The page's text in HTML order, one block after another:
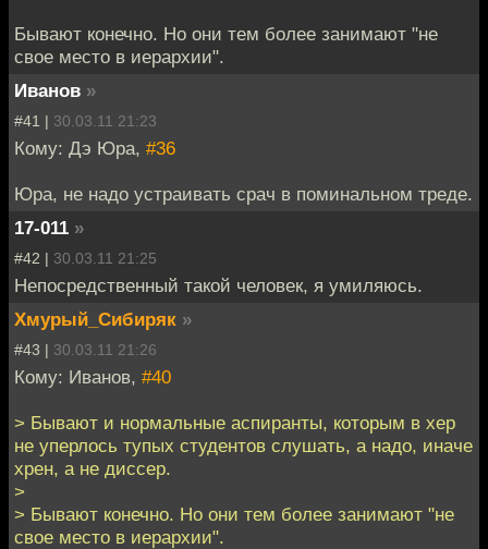
Бывают конечно. Но они тем более занимают "не
свое место в иерархии".
Иванов »
#41 | 30.03.11 21:23
Кому: Дэ Юра, #36
Юра, не надо устраивать срач в поминальном треде.
17-011 »
#42 | 30.03.11 21:25
Непосредственный такой человек, я умиляюсь.
Хмурый_Сибиряк »
#43 | 30.03.11 21:26
Кому: Иванов, #40
> Бывают и нормальные аспиранты, которым в хер
не уперлось тупых студентов слушать, а надо, иначе
хрен, а не диссер.
>
> Бывают конечно. Но они тем более занимают "не
свое место в иерархии".